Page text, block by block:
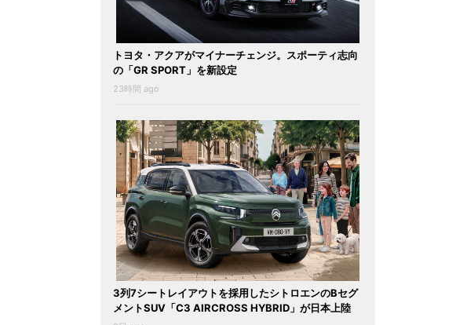
トヨタ・アクアがマイナーチェンジ。スポーティ志向
の「GR SPORT」を新設定
23時間 ago
3列7シートレイアウトを採用したシトロエンのBセグ
メントSUV「C3 AIRCROSS HYBRID」が日本上陸